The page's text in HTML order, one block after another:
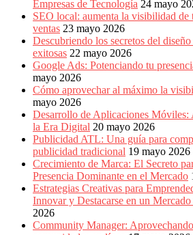
Empresas de Tecnología 24 mayo
SEO local: aumenta la visibilidad de
ventas 23 mayo 2026
Descubriendo los secretos del
exitosas 22 mayo 2026
Google Ads: Potenciando tu
mayo 2026
Cómo aprovechar al máximo la
mayo 2026
Desarrollo de Aplicaciones Móviles:
la Era Digital 20 mayo 2026
Publicidad ATL: Una guía para
publicidad tradicional 19 mayo 2026
Crecimiento de Marca: El Secreto
Presencia Dominante en el Mercado
Estrategias Creativas para
Innovar y Destacarse en un
2026
Community Manager: